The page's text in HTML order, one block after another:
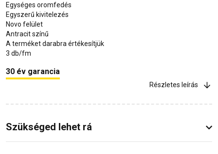
Egységes oromfedés
Egyszerű kivitelezés
Novo felület
Antracit színű
A terméket darabra értékesítjük
3 db/fm
30 év garancia
Részletes leírás
Szükséged lehet rá